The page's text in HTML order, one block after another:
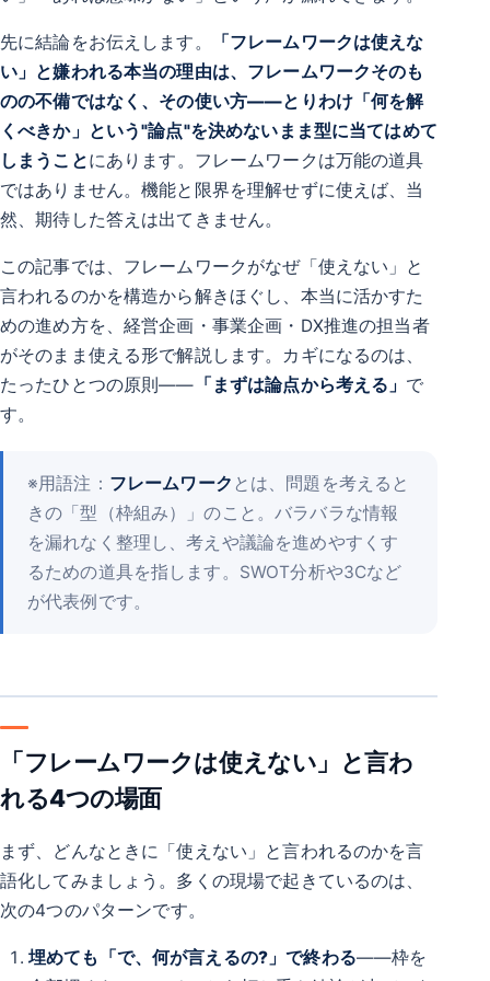
先に結論をお伝えします。
「フレームワークは使えな
い」と嫌われる本当の理由は、フレームワークそのも
のの不備ではなく、その使い方――とりわけ「何を解
くべきか」という"論点"を決めないまま型に当てはめて
しまうことにあります。フレームワークは万能の道具
ではありません。機能と限界を理解せずに使えば、当
然、期待した答えは出てきません。
この記事では、フレームワークがなぜ「使えない」と
言われるのかを構造から解きほぐし、本当に活かすた
めの進め方を、経営企画・事業企画・DX推進の担当者
がそのまま使える形で解説します。カギになるのは、
たったひとつの原則―― 「まずは論点から考える」 で
す。
※用語注： フレームワーク とは、問題を考えると
きの「型（枠組み）」のこと。バラバラな情報
を漏れなく整理し、考えや議論を進めやすくす
るための道具を指します。SWOT分析や3Cなど
が代表例です。
「フレームワークは使えない」と言わ
れる4つの場面
まず、どんなときに「使えない」と言われるのかを言
語化してみましょう。多くの現場で起きているのは、
次の4つのパターンです。
埋めても「で、何が言えるの?」で終わる――枠を